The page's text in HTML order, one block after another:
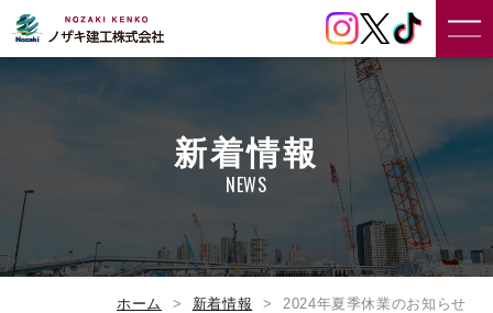
新着情報
NEWS
ホーム 新着情報 2024年夏季休業のお知らせ